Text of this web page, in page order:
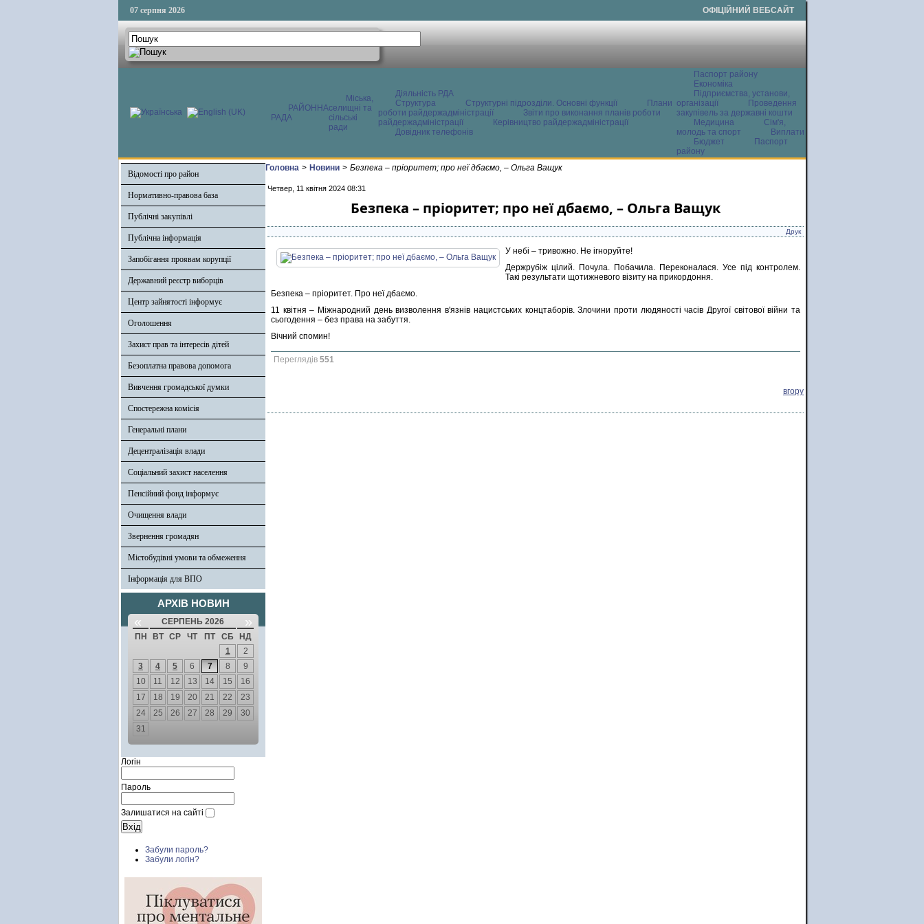
07 серпня 2026 ОФІЦІЙНИЙ ВЕБСАЙТ
РАЙОННА
РАДА
Міська,
селищні та
сільські
ради
Діяльність РДА
Структура
Структурні підрозділи. Основні функції
Плани
роботи райдержадміністрації
Звіти про виконання планів роботи
райдержадміністрації
Керівництво райдержадміністрації
Довідник телефонів
Паспорт району
Економіка
Підприємства, установи,
організації
Проведення
закупівель за державні кошти
Медицина
Сім'я,
молодь та спорт
Виплати
Бюджет
Паспорт
району
Відомості про район
Нормативно-правова база
Публічні закупівлі
Публічна інформація
Запобігання проявам корупції
Державний реєстр виборців
Центр зайнятості інформує
Оголошення
Захист прав та інтересів дітей
Безоплатна правова допомога
Вивчення громадської думки
Спостережна комісія
Генеральні плани
Децентралізація влади
Соціальний захист населення
Пенсійний фонд інформує
Очищення влади
Звернення громадян
Містобудівні умови та обмеження
Інформація для ВПО
АРХІВ НОВИН
« СЕРПЕНЬ 2026 »
ПН ВТ СР ЧТ ПТ СБ
НД
1
2
3
4 5 6 7 8
9
10
11 12 13 14 15
16
17
18 19 20 21 22
23
24
25 26 27 28 29
30
31
Логін
Пароль
Залишатися на сайті
Забули пароль?
Забули логін?
Головна > Новини > Безпека – пріоритет; про неї дбаємо, – Ольга Ващук
Четвер, 11 квітня 2024 08:31
Безпека – пріоритет; про неї дбаємо, – Ольга Ващук
Друк
У небі – тривожно. Не ігноруйте!
Держрубіж цілий. Почула. Побачила. Переконалася. Усе під контролем.
Такі результати щотижневого візиту на прикордоння.
Безпека – пріоритет. Про неї дбаємо.
11 квітня – Міжнародний день визволення в'язнів нацистських концтаборів. Злочини проти людяності часів Другої світової війни та
сьогодення – без права на забуття.
Вічний спомин!
Переглядів 551
вгору